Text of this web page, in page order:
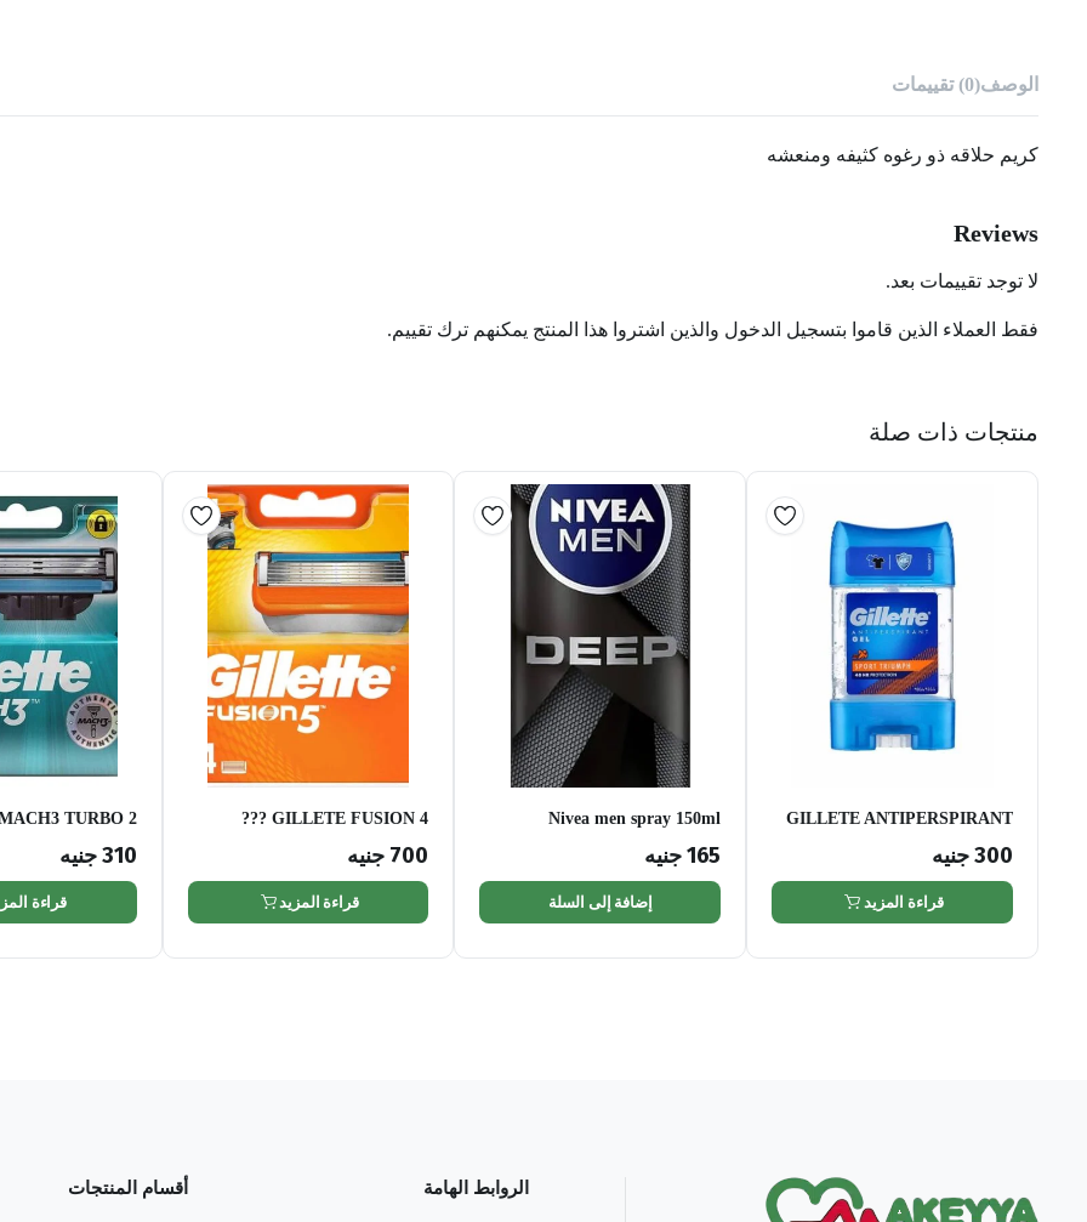
الوصف(0) تقييمات
كريم حلاقه ذو رغوه كثيفه ومنعشه
Reviews
لا توجد تقييمات بعد.
فقط العملاء الذين قاموا بتسجيل الدخول والذين اشتروا هذا المنتج يمكنهم ترك تقييم.
منتجات ذات صلة
GILLETE ANTIPERSPIRANT
300جنيه
قراءة المزيد
Nivea men spray 150ml
165جنيه
إضافة إلى السلة
GILLETE FUSION 4 ???
700 جنيه
قراءة المزيد
TURBO 2
310جنيه
قراءة
الروابط الهامة أقسام المنتجات